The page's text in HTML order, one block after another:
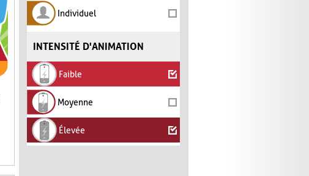
Individuel
INTENSITÉ D'ANIMATION
Faible
Moyenne
Élevée